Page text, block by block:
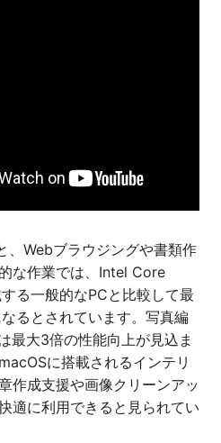
、Webブラウジングや書類作
な作業では、Intel Core
る一般的なPCと比較して最
るとされています。写真編
最大3倍の性能向上が見込ま
に搭載されるインテリ
作成支援や画像クリーンアッ
適に利用できると見られてい